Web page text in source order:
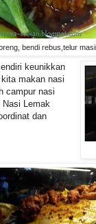
bendi rebus,telur
keunikkan
makan nasi
campur nasi
Lemak
dan